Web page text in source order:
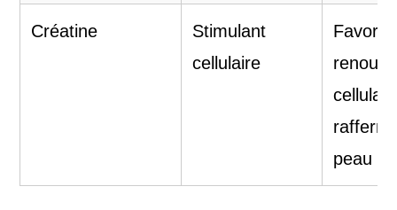
Créatine
Stimulant
cellulaire
peau